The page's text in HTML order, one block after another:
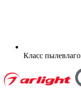
Класс